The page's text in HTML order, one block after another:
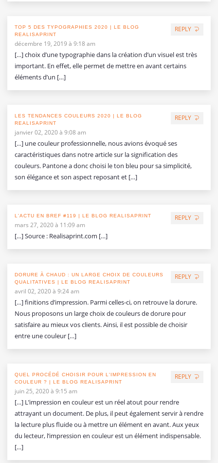
REPLY
TOP 5 DES TYPOGRAPHIES 2020 | LE BLOG
REALISAPRINT
décembre 19, 2019 à 9:18 am
[…] choix d’une typographie dans la création d’un visuel est très
important. En effet, elle permet de mettre en avant certains
éléments d’un […]
REPLY
LES TENDANCES COULEURS 2020 | LE BLOG
REALISAPRINT
janvier 02, 2020 à 9:08 am
[…] une couleur professionnelle, nous avions évoqué ses
caractéristiques dans notre article sur la signification des
couleurs. Pantone a donc choisi le ton bleu pour sa simplicité,
son élégance et son aspect reposant et […]
REPLY
L'ACTU EN BREF #119 | LE BLOG REALISAPRINT
mars 27, 2020 à 11:09 am
[…] Source : Realisaprint.com […]
REPLY
DORURE À CHAUD : UN LARGE CHOIX DE COULEURS
QUALITATIVES | LE BLOG REALISAPRINT
avril 02, 2020 à 9:24 am
[…] finitions d’impression. Parmi celles-ci, on retrouve la dorure.
Nous proposons un large choix de couleurs de dorure pour
satisfaire au mieux vos clients. Ainsi, il est possible de choisir
entre une couleur […]
REPLY
QUEL PROCÉDÉ CHOISIR POUR L'IMPRESSION EN
COULEUR ? | LE BLOG REALISAPRINT
juin 25, 2020 à 9:15 am
[…] L’impression en couleur est un réel atout pour rendre
attrayant un document. De plus, il peut également servir à rendre
la lecture plus fluide ou à mettre un élément en avant. Aux yeux
du lecteur, l’impression en couleur est un élément indispensable.
[…]